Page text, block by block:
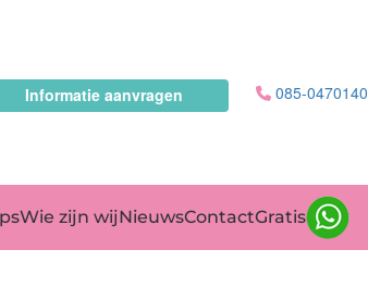
Informatie aanvragen 085-0470140
Wie zijn wijNieuwsContactGratis